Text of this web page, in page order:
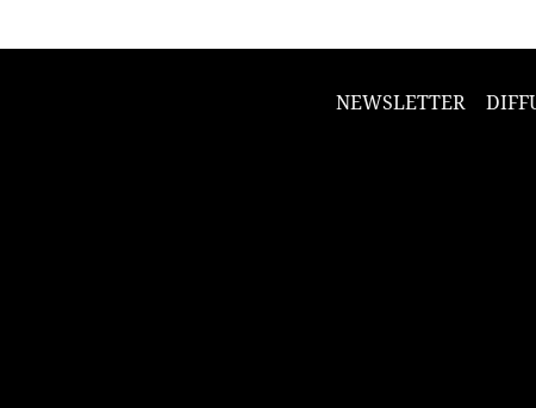
NEWSLETTER